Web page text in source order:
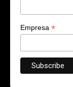
Empresa *